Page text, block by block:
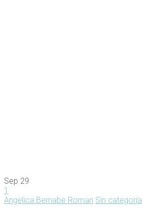
Sep 29
1
Angelica Bernabe Roman Sin categoría